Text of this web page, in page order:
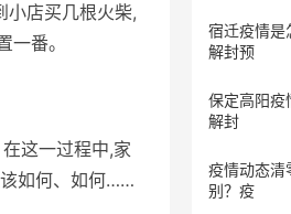
小店买几根火柴,
番。
这一过程中,家
该如何、如何……
宿迁疫情是
解封预
保定​高阳疫
解封
疫情动态清
别？疫